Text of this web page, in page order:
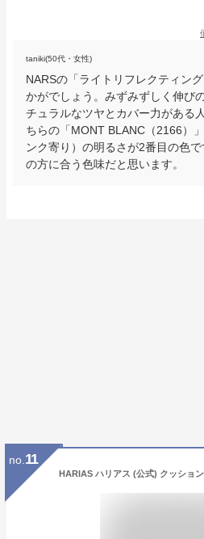
taniki(50代・女性)
NARSの「ライトリフレクティン
かがでしょう。みずみずしく伸び
チュラルなツヤとカバー力がある
ちらの「MONT BLANC（2166）
ンク寄り）の明るさが2番目の色
の方に合う色味だと思います。
no. 11